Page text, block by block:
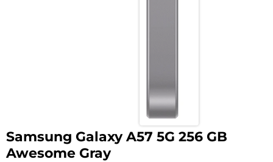
Samsung Galaxy A57 5G 256 GB
Awesome Gray